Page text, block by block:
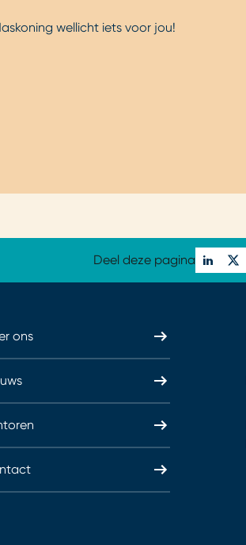
wellicht iets voor jou!
Deel deze pagina
ons